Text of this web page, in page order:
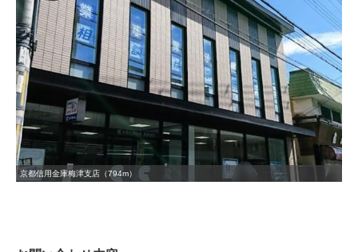
京都信用金庫梅津支店（794m）